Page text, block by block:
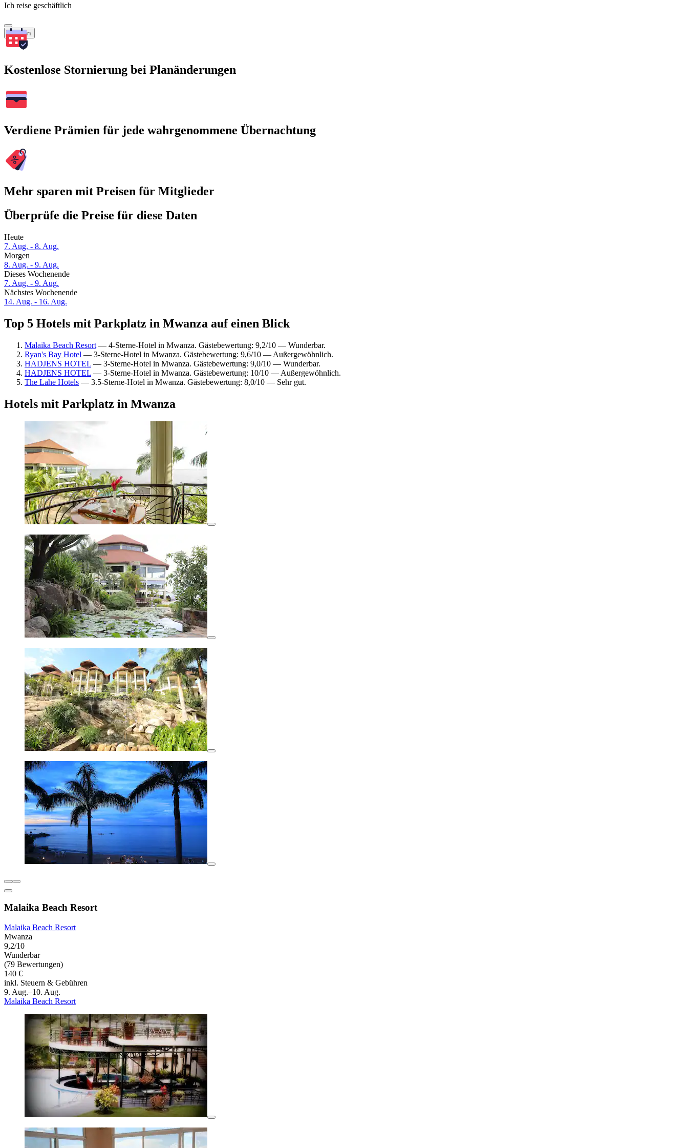
Ich reise geschäftlich
Suchen
Kostenlose Stornierung bei Planänderungen
Verdiene Prämien für jede wahrgenommene Übernachtung
Mehr sparen mit Preisen für Mitglieder
Überprüfe die Preise für diese Daten
Heute
7. Aug. - 8. Aug.
Morgen
8. Aug. - 9. Aug.
Dieses Wochenende
7. Aug. - 9. Aug.
Nächstes Wochenende
14. Aug. - 16. Aug.
Top 5 Hotels mit Parkplatz in Mwanza auf einen Blick
Malaika Beach Resort — 4-Sterne-Hotel in Mwanza. Gästebewertung: 9,2/10 — Wunderbar.
Ryan's Bay Hotel — 3-Sterne-Hotel in Mwanza. Gästebewertung: 9,6/10 — Außergewöhnlich.
HADJENS HOTEL — 3-Sterne-Hotel in Mwanza. Gästebewertung: 9,0/10 — Wunderbar.
HADJENS HOTEL — 3-Sterne-Hotel in Mwanza. Gästebewertung: 10/10 — Außergewöhnlich.
The Lahe Hotels — 3.5-Sterne-Hotel in Mwanza. Gästebewertung: 8,0/10 — Sehr gut.
Hotels mit Parkplatz in Mwanza
Malaika Beach Resort
Malaika Beach Resort
Mwanza
9,2/10
Wunderbar
(79 Bewertungen)
140 €
inkl. Steuern & Gebühren
9. Aug.–10. Aug.
Malaika Beach Resort